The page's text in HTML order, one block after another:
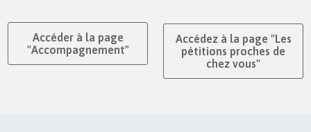
Accéder à la page
"Accompagnement"
Accédez à la page "Les
pétitions proches de
chez vous"